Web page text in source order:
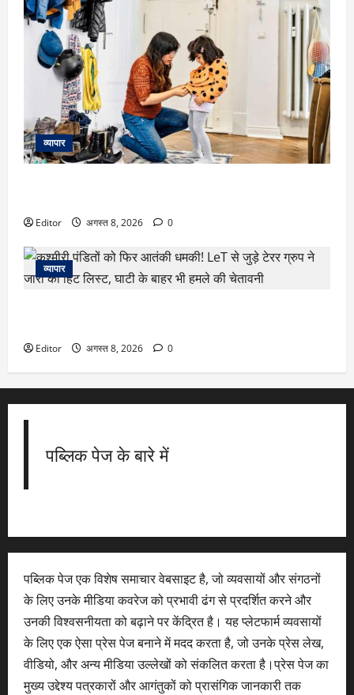
व्यापार
Editor अगस्त 8, 2026 0
व्यापार
Editor अगस्त 8, 2026 0
पब्लिक पेज के बारे में
पब्लिक पेज एक विशेष समाचार वेबसाइट है, जो व्यवसायों और संगठनों
के लिए उनके मीडिया कवरेज को प्रभावी ढंग से प्रदर्शित करने और
उनकी विश्वसनीयता को बढ़ाने पर केंद्रित है। यह प्लेटफार्म व्यवसायों
के लिए एक ऐसा प्रेस पेज बनाने में मदद करता है, जो उनके प्रेस लेख,
वीडियो, और अन्य मीडिया उल्लेखों को संकलित करता है।प्रेस पेज का
मुख्य उद्देश्य पत्रकारों और आगंतुकों को प्रासंगिक जानकारी तक